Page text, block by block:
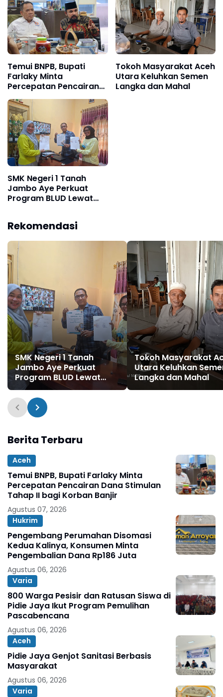
Temui BNPB, Bupati
Farlaky Minta
Percepatan Pencairan
Dana Stimulan Tahap II
bagi Korban Banjir
Tokoh Masyarakat Aceh
Utara Keluhkan Semen
Langka dan Mahal
SMK Negeri 1 Tanah
Jambo Aye Perkuat
Program BLUD Lewat
Rekomendasi
SMK Negeri 1 Tanah
Jambo Aye Perkuat
Program BLUD Lewat
Sinergi Antarsekolah
Tokoh Masyarakat
Utara Keluhkan
Langka dan Mahal
Berita Terbaru
Aceh
Temui BNPB, Bupati Farlaky Minta
Percepatan Pencairan Dana Stimulan
Tahap II bagi Korban Banjir
Agustus 07, 2026
Hukrim
Pengembang Perumahan Disomasi
Kedua Kalinya, Konsumen Minta
Pengembalian Dana Rp186 Juta
Agustus 06, 2026
Varia
800 Warga Pesisir dan Ratusan Siswa di
Pidie Jaya Ikut Program Pemulihan
Pascabencana
Agustus 06, 2026
Aceh
Pidie Jaya Genjot Sanitasi Berbasis
Masyarakat
Agustus 06, 2026
Varia